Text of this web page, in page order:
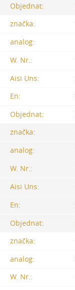
Objednat:
značka:
analog:
W. Nr.:
Aisi Uns:
En:
Objednat:
značka:
analog:
W. Nr.:
Aisi Uns:
En:
Objednat:
značka:
analog:
W. Nr.: